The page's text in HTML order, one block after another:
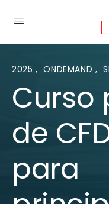
2025, ONDEMAND ,
Curso
de
para